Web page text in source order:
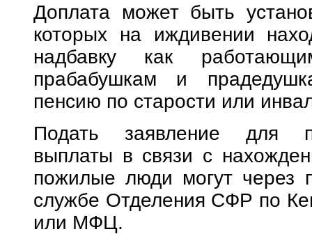
Доплата может быть
которых на иждивении
надбавку как
прабабушкам и
пенсию по старости или
Подать заявление для
выплаты в связи с
пожилые люди могут через
службе Отделения СФР по
или МФЦ.